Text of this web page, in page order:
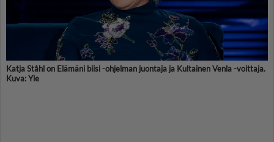
Katja Ståhl on Elämäni biisi -ohjelman juontaja ja Kultainen Venla -voittaja.
Kuva: Yle